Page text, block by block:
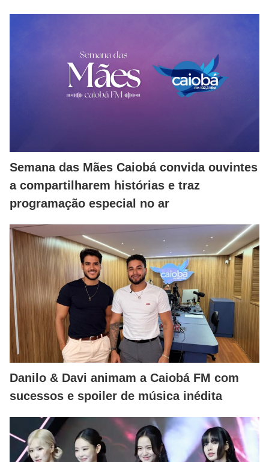
Semana das Mães Caiobá convida ouvintes
a compartilharem histórias e traz
programação especial no ar
Danilo & Davi animam a Caiobá FM com
sucessos e spoiler de música inédita